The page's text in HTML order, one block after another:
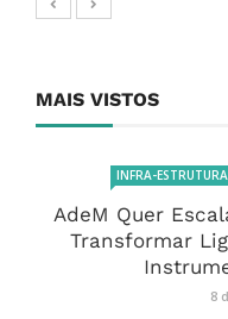
MAIS VISTOS
INFRA-
AdeM Quer
Transformar
8